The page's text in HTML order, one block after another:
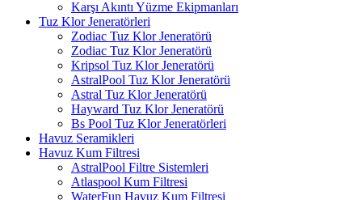
Karşı Akıntı Yüzme Ekipmanları
Tuz Klor Jeneratörleri
Zodiac Tuz Klor Jeneratörü
Zodiac Tuz Klor Jeneratörü
Kripsol Tuz Klor Jeneratörü
AstralPool Tuz Klor Jeneratörü
Astral Tuz Klor Jeneratörü
Hayward Tuz Klor Jeneratörü
Bs Pool Tuz Klor Jeneratörleri
Havuz Seramikleri
Havuz Kum Filtresi
AstralPool Filtre Sistemleri
Atlaspool Kum Filtresi
WaterFun Havuz Kum Filtresi